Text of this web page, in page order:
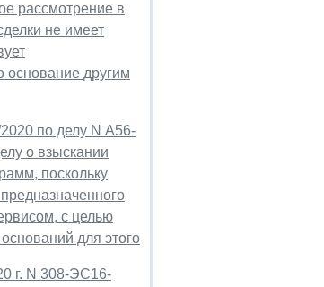
рассмотрение в
не имеет
основание другим
по делу N А56-
о взыскании
поскольку
с целью
для этого
г. N 308-ЭС16-